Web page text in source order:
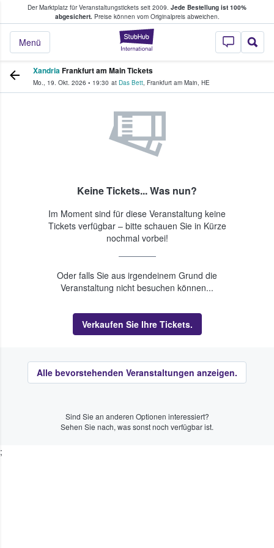
Der Marktplatz für Veranstaltungstickets seit 2009. Jede Bestellung ist 100%
abgesichert.Preise können vom Originalpreis abweichen.
StubHub - Wo
Menü
Tickets kaufen & verkaufen
XandriaFrankfurt am Main Tickets
Mo., 19. Okt. 2026 • 19:30 at Das Bett, Frankfurt am Main, HE
Keine Tickets... Was nun?
Im Moment sind für diese Veranstaltung keine
Tickets verfügbar – bitte schauen Sie in Kürze
nochmal vorbei!
Oder falls Sie aus irgendeinem Grund die
Veranstaltung nicht besuchen können...
Verkaufen Sie Ihre Tickets.
Alle bevorstehenden Veranstaltungen anzeigen.
Sind Sie an anderen Optionen interessiert?
Sehen Sie nach, was sonst noch verfügbar ist.
;